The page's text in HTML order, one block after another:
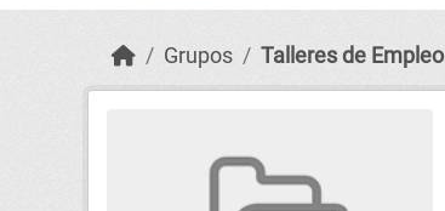
Grupos Talleres de Empleo